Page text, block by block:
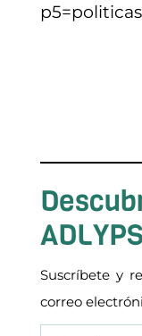
Suscríbete y
correo
Escribe tu correo